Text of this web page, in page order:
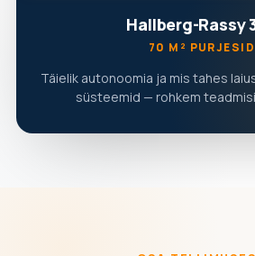
Hallberg-Rassy
70 M² PURJESID
Täielik autonoomia ja mis tahes
süsteemid — rohkem